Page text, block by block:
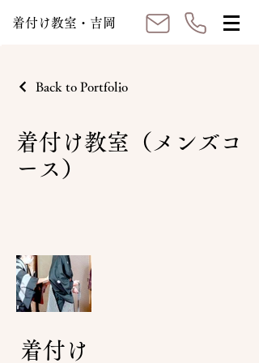
着付け教室・吉岡
Back to Portfolio
着付け教室（メンズコ
ース）
着付け